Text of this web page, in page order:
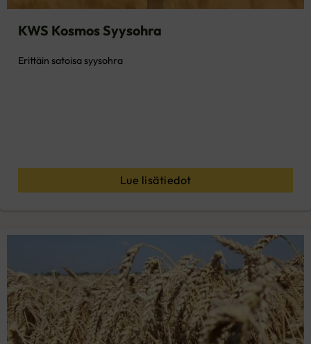
KWS Kosmos Syysohra
Erittäin satoisa syysohra
Lue lisätiedot